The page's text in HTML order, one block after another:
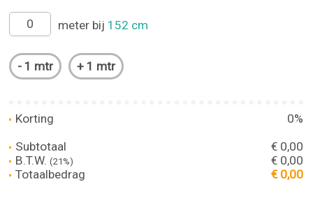
meter bij 152 cm
Korting
0%
Subtotaal
€ 0,00
B.T.W.(21%)
€ 0,00
Totaalbedrag
€ 0,00